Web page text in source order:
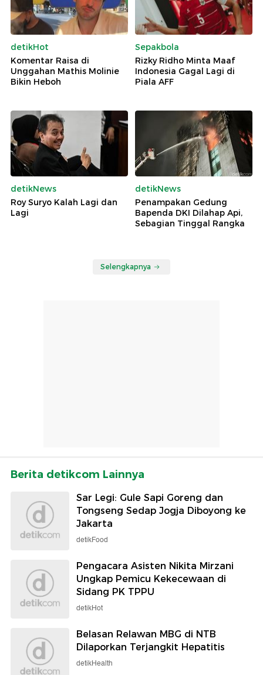
detikHot
Komentar Raisa di
Unggahan Mathis Molinie
Bikin Heboh
Sepakbola
Rizky Ridho Minta Maaf
Indonesia Gagal Lagi di
Piala AFF
detikNews
Roy Suryo Kalah Lagi dan
Lagi
detikNews
Penampakan Gedung
Bapenda DKI Dilahap Api,
Sebagian Tinggal Rangka
Selengkapnya
Berita detikcom Lainnya
Sar Legi: Gule Sapi Goreng dan
Tongseng Sedap Jogja Diboyong ke
Jakarta
detikFood
Pengacara Asisten Nikita Mirzani
Ungkap Pemicu Kekecewaan di
Sidang PK TPPU
detikHot
Belasan Relawan MBG di NTB
Dilaporkan Terjangkit Hepatitis
detikHealth